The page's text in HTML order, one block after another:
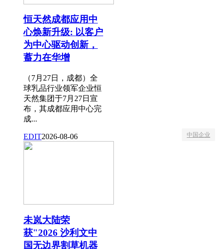
恒天然成都应用中
心焕新升级: 以客户
为中心驱动创新，
蓄力在华增
（7月27日，成都）全
球乳品行业领军企业恒
天然集团于7月27日宣
布，其成都应用中心完
成...
EDIT2026-08-06 中国企业
未岚大陆荣
获"2026 沙利文中
国无边界割草机器